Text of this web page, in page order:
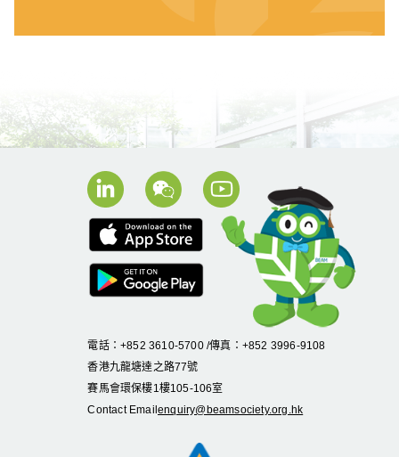
電話：+852 3610-5700 /傳真：+852 3996-9108
香港九龍塘達之路77號
賽馬會環保樓1 樓105-106室
Contact Emailenquiry@beamsociety.org.hk